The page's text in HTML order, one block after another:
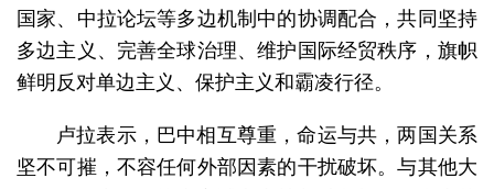
国家、中拉论坛等多边机制中的协调配合，共同坚持
多边主义、完善全球治理、维护国际经贸秩序，旗帜
鲜明反对单边主义、保护主义和霸凌行径。
卢拉表示，巴中相互尊重，命运与共，两国关系
坚不可摧，不容任何外部因素的干扰破坏。与其他大